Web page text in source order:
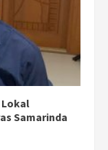
Lokal
Samarinda